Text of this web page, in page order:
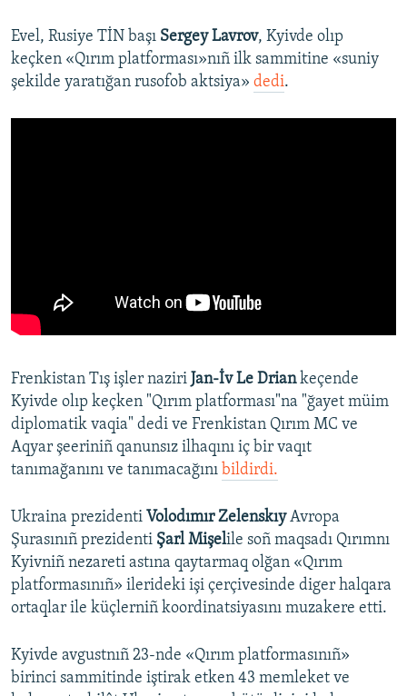
Evel, Rusiye TİN başı Sergey Lavrov, Kyivde olıp
keçken «Qırım platforması»nıñ ilk sammitine «suniy
şekilde yaratığan rusofob aktsiya» dedi.
Frenkistan Tış işler naziri Jan-İv Le Driankeçende
Kyivde olıp keçken "Qırım platforması"na "ğayet müim
diplomatik vaqia" dedi ve Frenkistan Qırım MC ve
Aqyar şeeriniñ qanunsız ilhaqını iç bir vaqıt
tanımağanını ve tanımacağını bildirdi.
Ukraina prezidenti Volodımır ZelenskıyAvropa
Şurasınıñ prezidenti Şarl Mişelile soñ maqsadı Qırımnı
Kyivniñ nezareti astına qaytarmaq olğan «Qırım
platformasınıñ» ilerideki işi çerçivesinde diger halqara
ortaqlar ile küçlerniñ koordinatsiyasını muzakere etti.
Kyivde avgustnıñ 23-nde «Qırım platformasınıñ»
birinci sammitinde iştirak etken 43 memleket ve